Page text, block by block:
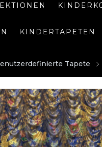
KINDERTAPETEN
Tapete